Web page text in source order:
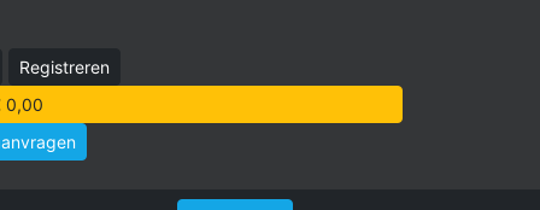
Registreren
0,00